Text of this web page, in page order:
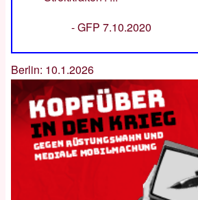
-GFP 7.10.2020
Berlin: 10.1.2026